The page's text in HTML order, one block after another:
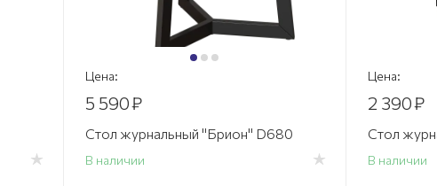
Цена:
5 590₽
Стол журнальный "Брион" D680
В наличии
Цена:
2 390₽
Стол
В наличии